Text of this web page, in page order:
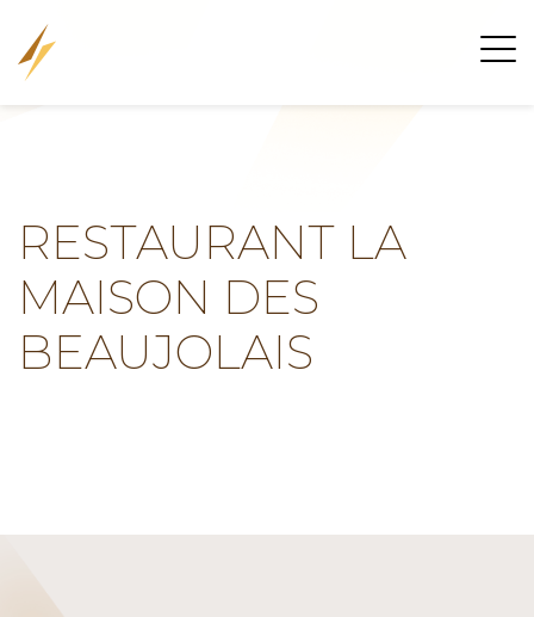
RESTAURANT LA
MAISON DES
BEAUJOLAIS